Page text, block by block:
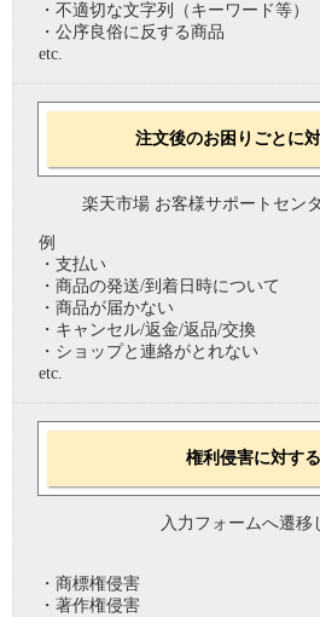
・不適切な文字列（キーワード等）
・公序良俗に反する商品
etc.
注文後のお困りごとに
楽天市場 お客様サポートセン
例
・支払い
・商品の発送/到着日時について
・商品が届かない
・キャンセル/返金/返品/交換
・ショップと連絡がとれない
etc.
権利侵害に対す
入力フォームへ遷移
・商標権侵害
・著作権侵害